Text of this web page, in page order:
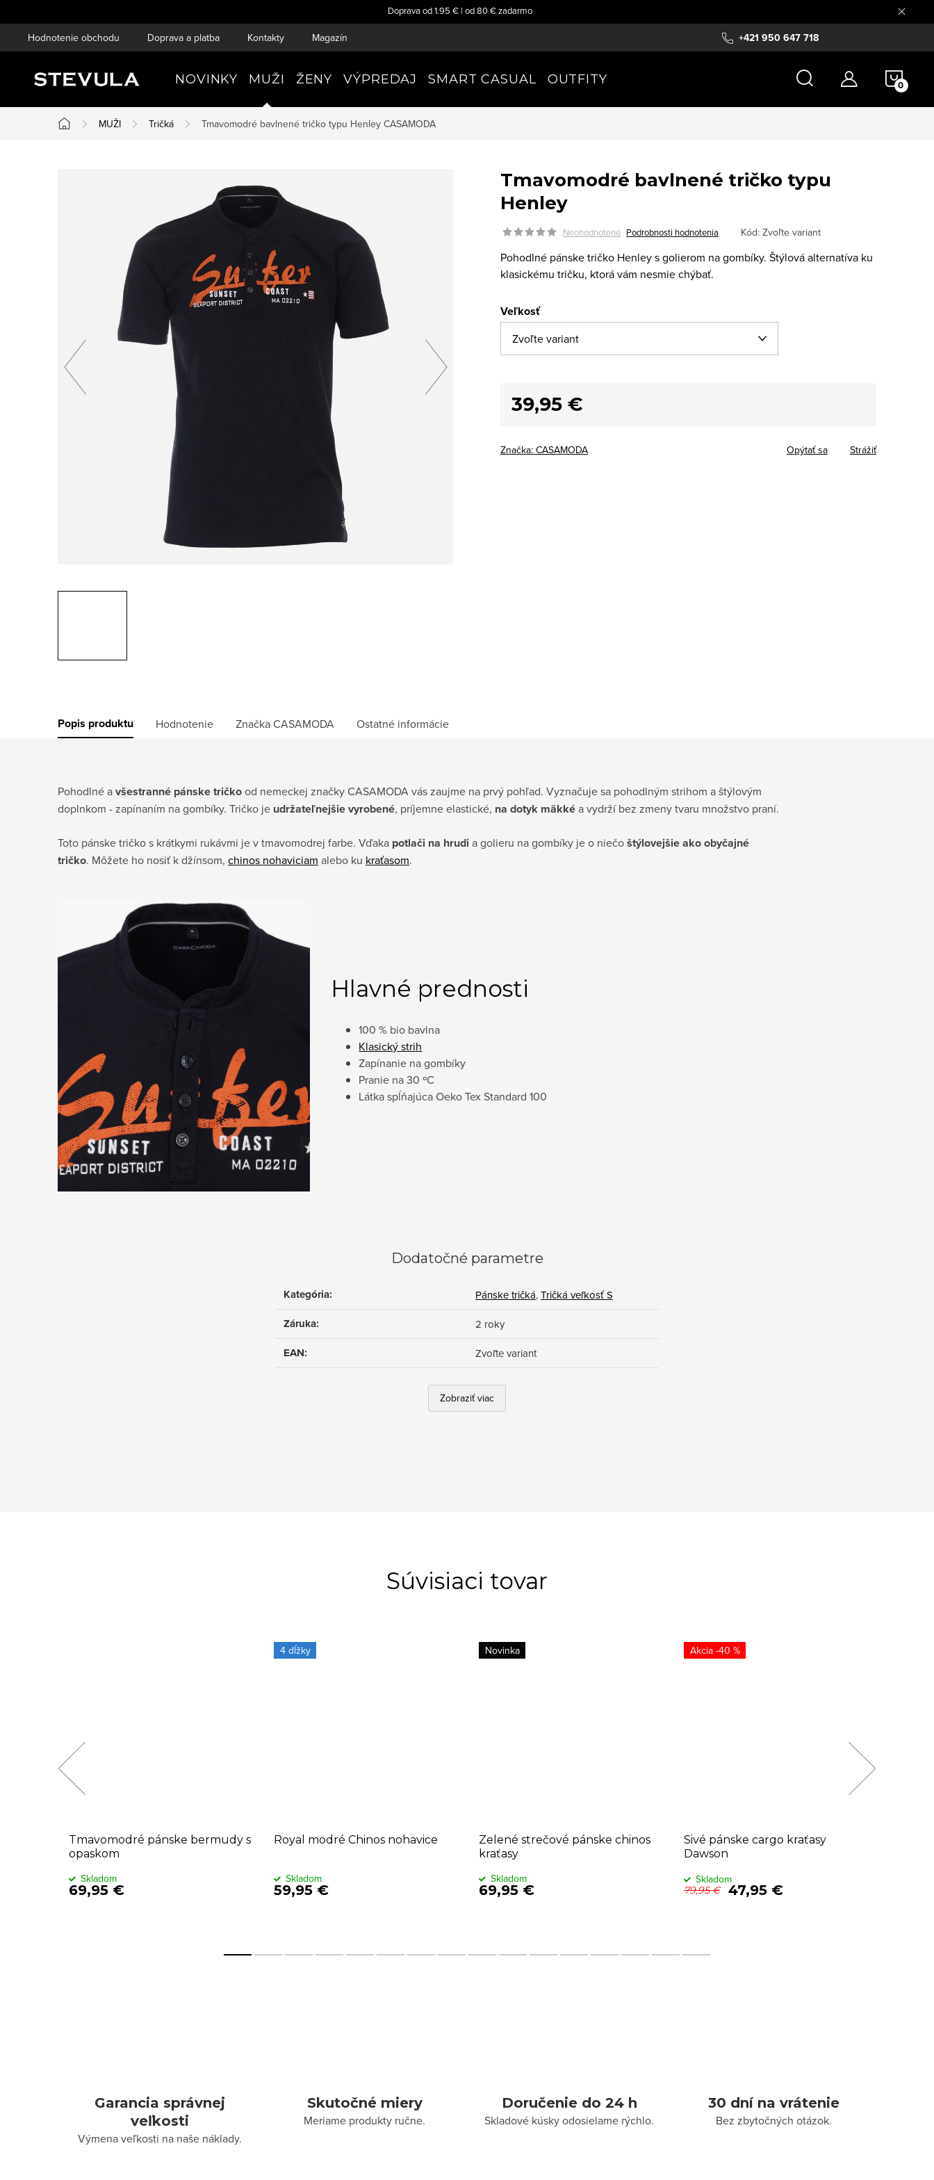
na
Doprava od 1.95 € | od 80 € zadarmo
+421 950 647 718
Hodnotenie obchodu Doprava a platba Kontakty Magazín
NOVINKY MUŽI ŽENY VÝPREDAJ SMART CASUAL OUTFITY
Domov
MUŽI Tričká Tmavomodré bavlnené tričko typu Henley CASAMODA
Tmavomodré bavlnené tričko typu
Henley
Neohodnotené Podrobnosti hodnotenia Kód: Zvoľte variant
Pohodlné pánske tričko Henley s golierom na gombíky. Štýlová alternatíva ku
klasickému tričku, ktorá vám nesmie chýbať.
Veľkosť
39,95 €
Značka: CASAMODA Opýtať sa Strážiť
Popis produktu Hodnotenie ZnačkaCASAMODA Ostatné informácie
Pohodlné avšestranné pánske tričkood nemeckej značky CASAMODA vás zaujme na prvý pohľad. Vyznačuje sa pohodlným strihom a štýlovým
doplnkom - zapínaním na gombíky. Tričko je udržateľnejšie vyrobené, príjemne elastické, na dotyk mäkkéa vydrží bez zmeny tvaru množstvo praní.
Toto pánske tričko s krátkymi rukávmi je v tmavomodrej farbe. Vďaka potlači na hrudi a golieru na gombíky je o niečoštýlovejšie ako obyčajné
tričko. Môžete ho nosiť k džínsom, chinos nohaviciam alebo ku kraťasom.
Hlavné prednosti
100 % bio bavlna
Klasický strih
Zapínanie na gombíky
Pranie na 30 ºC
Látka spĺňajúca Oeko Tex Standard 100
Dodatočné parametre
Kategória: Pánske tričká,Tričká veľkosť S
Záruka: 2 roky
EAN: Zvoľte variant
Zobraziť viac
Súvisiaci tovar
Tmavomodré pánske bermudy s
opaskom
69,95 €
Skladom
4 dĺžky
Royal modré Chinos nohavice
59,95 €
Skladom
Novinka
Zelené strečové pánske chinos
kraťasy
69,95 €
Skladom
-40 %
Sivé pánske cargo kraťasy
Dawson
79,95 € 47,95 €
Skladom
Garancia správnej
veľkosti
Výmena veľkosti na naše náklady.
Skutočné miery
Meriame produkty ručne.
Doručenie do 24 h
Skladové kúsky odosielame rýchlo.
30 dní na vrátenie
Bez zbytočných otázok.